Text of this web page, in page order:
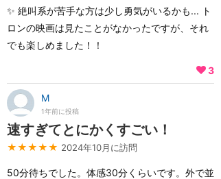
✨ 絶叫系が苦手な方は少し勇気がいるかも... ト
ロンの映画は見たことがなかったですが、それ
でも楽しめました！！
3
M
1年前に投稿
速すぎてとにかくすごい！
★★★★★ 2024年10月に訪問
50分待ちでした。体感30分くらいです。外で並